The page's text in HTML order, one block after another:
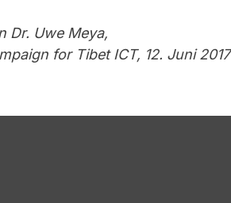
Dr. Uwe Meya,
for Tibet ICT, 12. Juni 2017